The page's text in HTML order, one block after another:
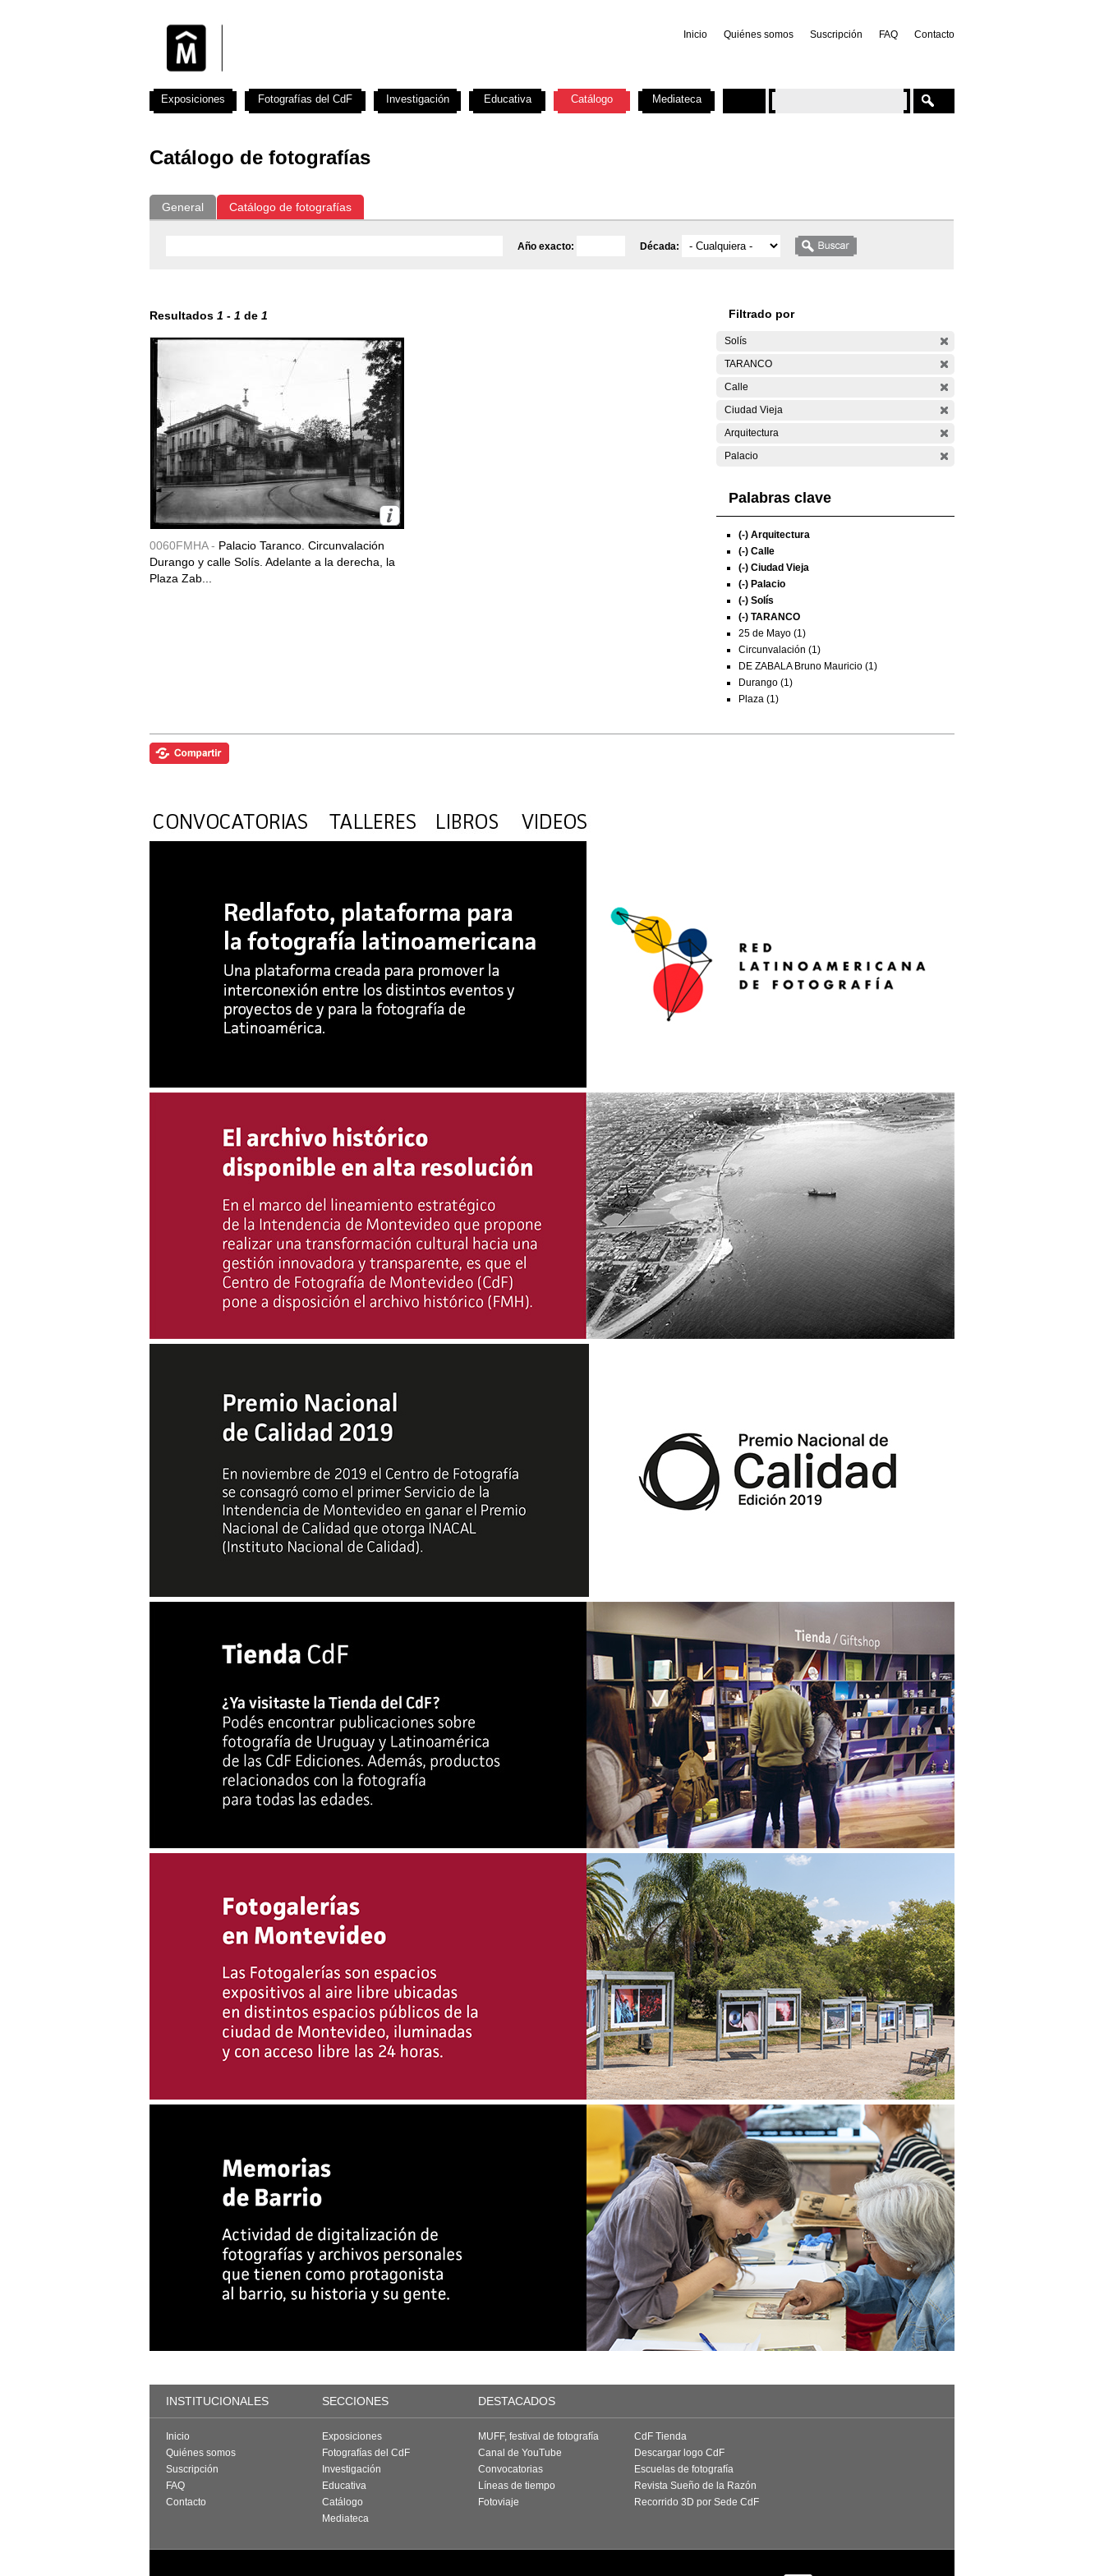
Inicio Quiénes somos Suscripción FAQ Contacto
Catálogo de fotografías
General Catálogo de fotografías
Año exacto: Década:
Resultados 1 - 1 de 1
0060FMHA - Palacio Taranco. Circunvalación
Durango y calle Solís. Adelante a la derecha, la
Plaza Zab...
Filtrado por
Solís
TARANCO
Calle
Ciudad Vieja
Arquitectura
Palacio
Palabras clave
(-) Arquitectura
(-) Calle
(-) Ciudad Vieja
(-) Palacio
(-) Solís
(-) TARANCO
25 de Mayo (1)
Circunvalación (1)
DE ZABALA Bruno Mauricio (1)
Durango (1)
Plaza (1)
Exposiciones Fotografías del CdF Investigación Educativa Catálogo Mediateca
INSTITUCIONALES SECCIONES DESTACADOS
Inicio
Quiénes somos
Suscripción
FAQ
Contacto
Exposiciones
Fotografías del CdF
Investigación
Educativa
Catálogo
Mediateca
MUFF, festival de fotografía
Canal de YouTube
Convocatorias
Líneas de tiempo
Fotoviaje
CdF Tienda
Descargar logo CdF
Escuelas de fotografía
Revista Sueño de la Razón
Recorrido 3D por Sede CdF